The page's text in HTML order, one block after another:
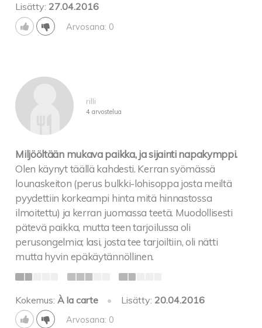
Lisätty: 27.04.2016
Arvosana: 0
rilli
4 arvostelua
Miljööltään mukava paikka, ja sijainti napakymppi.
Olen käynyt täällä kahdesti. Kerran syömässä
lounaskeiton (perus bulkki-lohisoppa josta meiltä
pyydettiin korkeampi hinta mitä hinnastossa
ilmoitettu) ja kerran juomassa teetä. Muodollisesti
pätevä paikka, mutta teen tarjoilussa oli
perusongelmia; lasi, josta tee tarjoiltiin, oli nätti
mutta hyvin epäkäytännöllinen.
Kokemus:À la carte • Lisätty: 20.04.2016
Arvosana: 0